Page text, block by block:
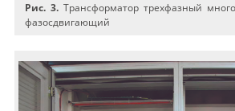
Рис. 3. Трансформатор трехфазный
фазосдвигающий